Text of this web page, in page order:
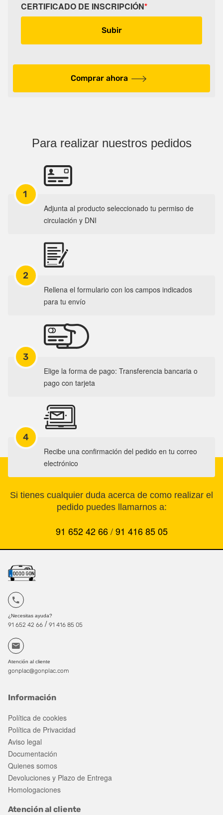
CERTIFICADO DE INSCRIPCIÓN*
Subir
Comprar ahora
Para realizar nuestros pedidos
1
Adjunta al producto seleccionado tu permiso de
circulación y DNI
2
Rellena el formulario con los campos indicados
para tu envío
3
Elige la forma de pago: Transferencia bancaria o
pago con tarjeta
4
Recibe una confirmación del pedido en tu correo
electrónico
Si tienes cualquier duda acerca de como realizar el
pedido puedes llamarnos a:
91 652 42 66 /91 416 85 05
¿Necesitas ayuda?
91 652 42 66 / 91 416 85 05
Atención al cliente
gonplac@gonplac.com
Información
Política de cookies
Política de Privacidad
Aviso legal
Documentación
Quienes somos
Devoluciones y Plazo de Entrega
Homologaciones
Atención al cliente